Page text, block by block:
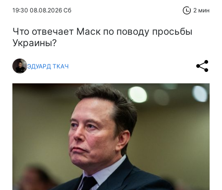
19:30 08.08.2026 Сб 2 мин
Что отвечает Маск по поводу просьбы
Украины?
ЭДУАРД ТКАЧ